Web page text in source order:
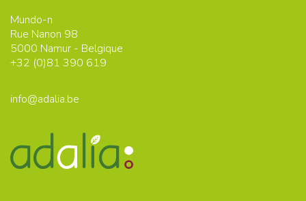
Mundo-n
Rue Nanon 98
5000 Namur - Belgique
+32 (0)81 390 619
info@adalia.be